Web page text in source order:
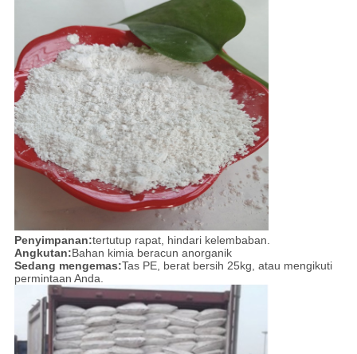
Penyimpanan:tertutup rapat, hindari kelembaban.
Angkutan:Bahan kimia beracun anorganik
Sedang mengemas:Tas PE, berat bersih 25kg, atau mengikuti
permintaan Anda.